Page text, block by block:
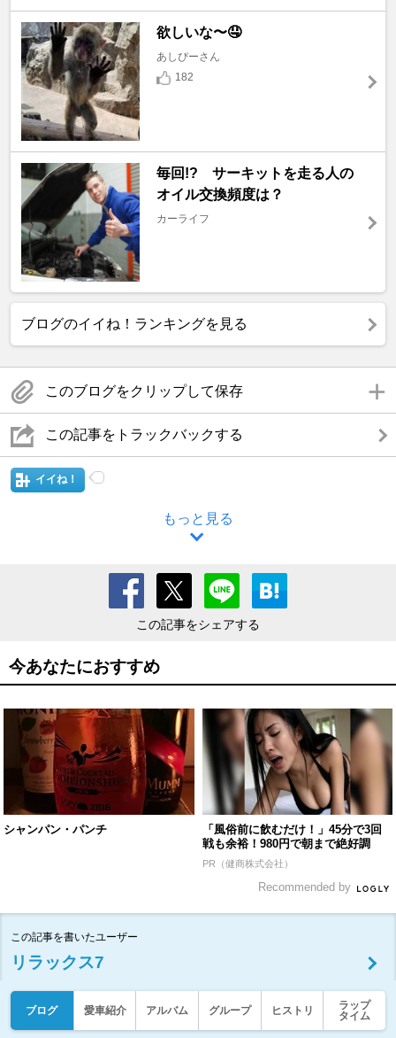
欲しいな〜🤤
あしぴーさん
182
毎回!? サーキットを走る人の
オイル交換頻度は？
カーライフ
ブログのイイね！ランキングを見る
このブログをクリップして保存
この記事をトラックバックする
イイね！
もっと見る
この記事をシェアする
今あなたにおすすめ
シャンパン・パンチ
「風俗前に飲むだけ！」45分で3回
戦も余裕！980円で朝まで絶好調
PR（健商株式会社）
Recommended by
この記事を書いたユーザー
リラックス7
ブログ 愛車紹介 アルバム グループ ヒストリ
ラップ
タイム